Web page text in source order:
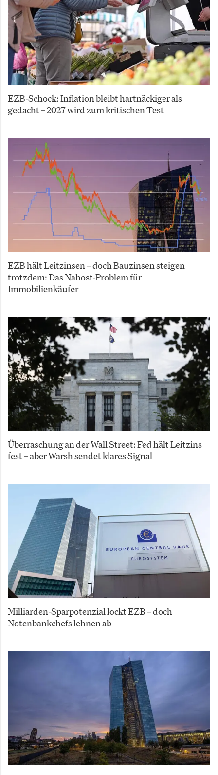
EZB-Schock: Inflation bleibt hartnäckiger als
gedacht – 2027 wird zum kritischen Test
EZB hält Leitzinsen – doch Bauzinsen steigen
trotzdem: Das Nahost-Problem für
Immobilienkäufer
Überraschung an der Wall Street: Fed hält Leitzins
fest – aber Warsh sendet klares Signal
Milliarden-Sparpotenzial lockt EZB – doch
Notenbankchefs lehnen ab